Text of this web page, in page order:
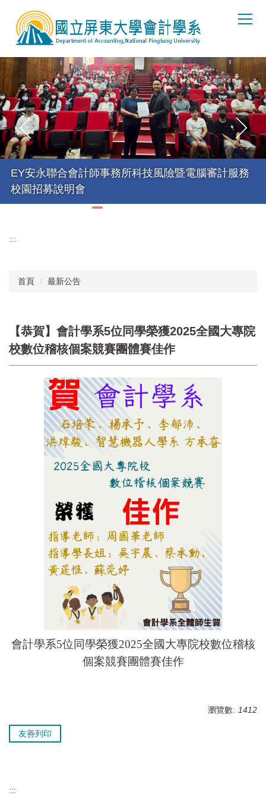
內
容
EY安永聯合會計師事務所科技風險暨電腦審計服務
校園招募說明會
:::
首頁 最新公告
【恭賀】會計學系5位同學榮獲2025全國大專院
校數位稽核個案競賽團體賽佳作
會計學系5位同學榮獲2025全國大專院校數位稽核
個案競賽團體賽佳作
瀏覽數: 1412
友善列印
:::